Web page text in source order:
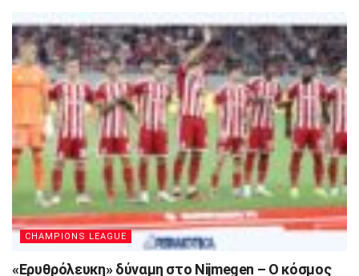
CHAMPIONS LEAGUE
«Ερυθρόλευκη» δύναμη στο Nijmegen – Ο κόσμος